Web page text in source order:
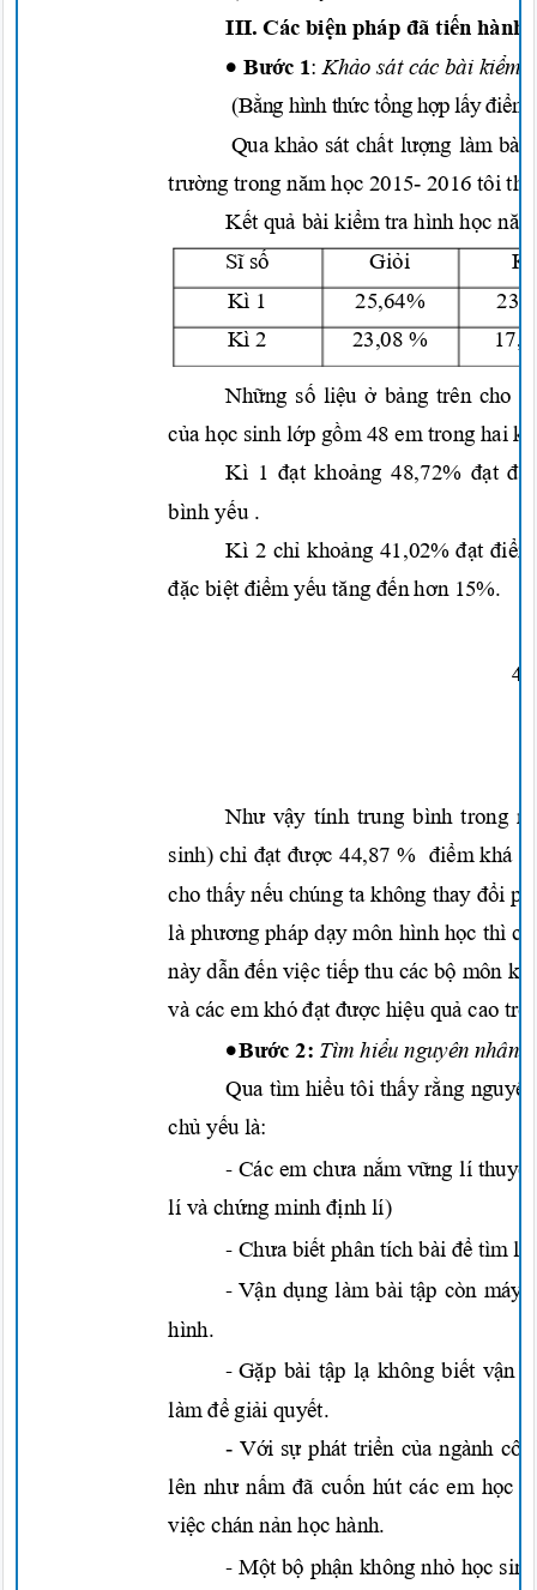
III. Cácbiệnphápđã tiến hành
•Bước 1:Khảosát các bài kiểm
(Bằng hình thức tổng hợp lấyđiểm
Quakhảo sátchất lượng làm bài
trườngtrongnăm học 2015- 2016 tôi
Kết quả bàikiểmtra hình học
Sĩ số
Kì 1
Kì 2
Giỏi
25,64%
23,08 %
Những số liệu ở bảngtrên cho
của học sinhlớp gồm 48 em trong haikì
Kì 1 đạt khoảng 48,72% đạtđ
bìnhyếu .
Kì 2 chỉ khoảng41,02%đạt
đặc biệt điểm yếu tăng đến hơn 15%.
Như vậytính trung bình trong
sinh)chỉ đạt được44,87 % điểmkhá
chothấy nếu chúng ta không thay đổi
làphương phápdạymôn hình học thì
nàydẫn đến việc tiếpthu các bộ môn
và các em khóđạt được hiệu quảcao
•Bước 2: Tìm hiểu nguyên nhân:
Qua tìm hiểutôithấy rằng
chủ yếu là:
-Các emchưa nắm vững lí
lí vàchứngminhđịnh lí)
-Chưa biếtphân tích bàiđểtìm
-Vận dụng làm bàitập còn máy
hình.
-Gặp bàitập lạkhôngbiết vận
làmđể giải quyết.
-Với sựpháttriển củangành
lênnhư nấm đã cuốn hút các em học
việcchánnản học hành.
-Một bộ phận không nhỏ học